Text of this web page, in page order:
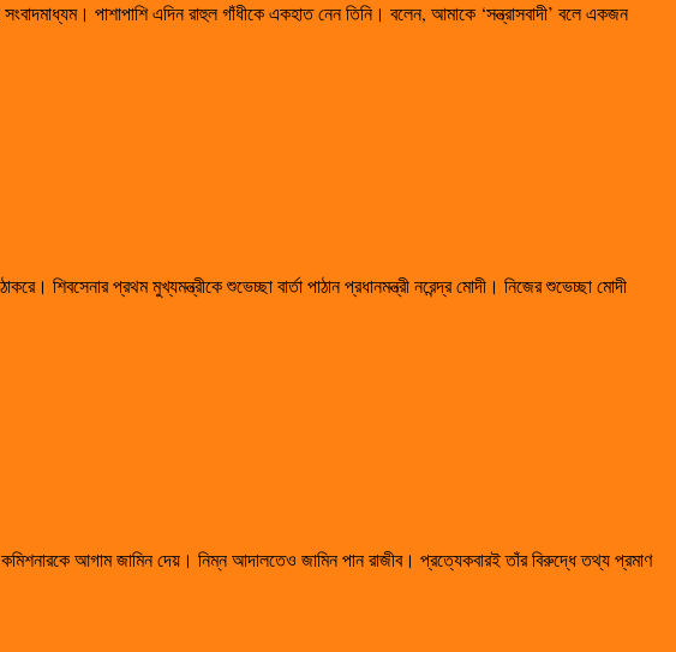
পাশাপাশি এদিন রাহুল গাঁধীকে একহাত নেন তিনি। বলেন, আমাকে ‘সন্ত্রাসবাদী’ বলে একজন
শিবসেনার প্রথম মুখ্যমন্ত্রীকে শুভেচ্ছা বার্তা পাঠান প্রধানমন্ত্রী নরেন্দ্র মোদী। নিজের শুভেচ্ছা মোদী
আগাম জামিন দেয়। নিম্ন আদালতেও জামিন পান রাজীব। প্রত্যেকবারই তাঁর বিরুদ্ধে তথ্য প্রমাণ